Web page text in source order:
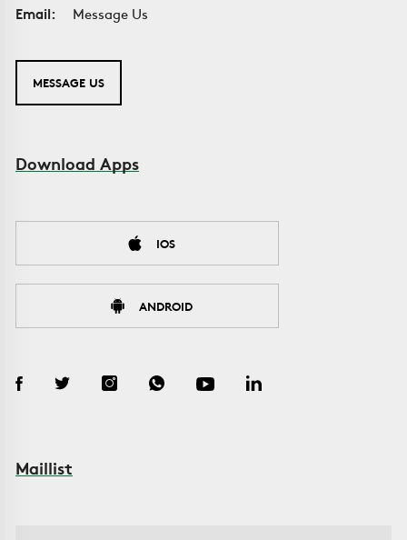
Email:
Message Us
MESSAGE US
Download Apps
IOS
ANDROID
Maillist